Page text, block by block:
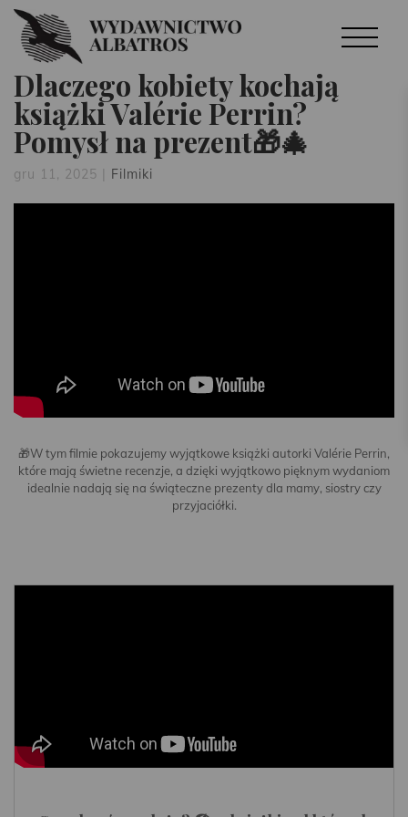
Dlaczego kobiety kochają
książki Valérie Perrin?
Pomysł na prezent🎁🎄
gru 11, 2025 | Filmiki
🎁W tym filmie pokazujemy wyjątkowe książki autorki Valérie Perrin,
które mają świetne recenzje, a dzięki wyjątkowo pięknym wydaniom
idealnie nadają się na świąteczne prezenty dla mamy, siostry czy
przyjaciółki.